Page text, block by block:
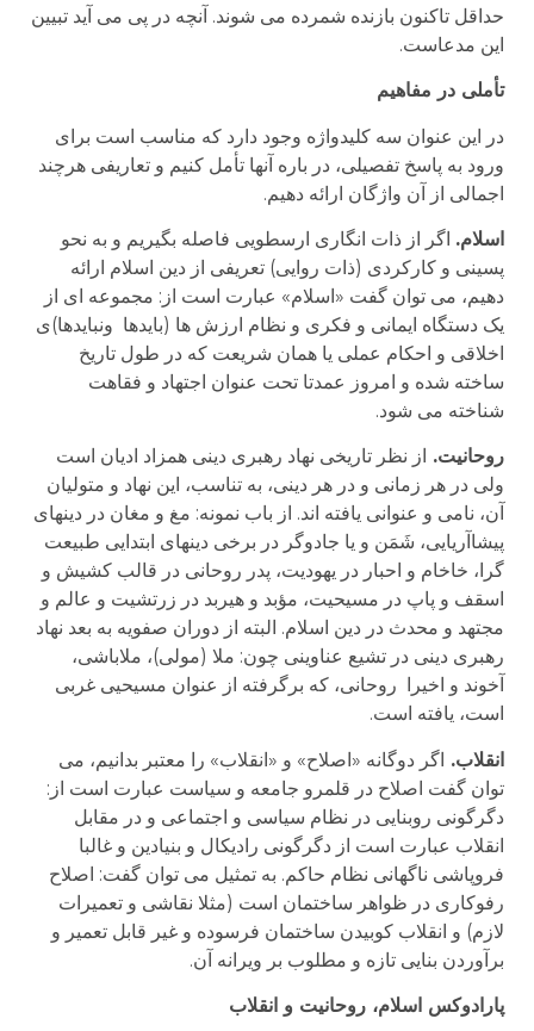
حداقل تاکنون بازنده شمرده می شوند. آنچه در پی می آید تبیین
این مدعاست.
تأملی در مفاهیم
در این عنوان سه کلیدواژه وجود دارد که مناسب است برای
ورود به پاسخ تفصیلی، در باره آنها تأمل کنیم و تعاریفی هرچند
اجمالی از آن واژگان ارائه دهیم.
اسلام. اگر از ذات انگاری ارسطویی فاصله بگیریم و به نحو
پسینی و کارکردی (ذات روایی) تعریفی از دین اسلام ارائه
دهیم، می توان گفت «اسلام» عبارت است از: مجموعه ای از
یک دستگاه ایمانی و فکری و نظام ارزش ها (بایدها ونبایدها)ی
اخلاقی و احکام عملی یا همان شریعت که در طول تاریخ
ساخته شده و امروز عمدتا تحت عنوان اجتهاد و فقاهت
شناخته می شود.
روحانیت. از نظر تاریخی نهاد رهبری دینی همزاد ادیان است
ولی در هر زمانی و در هر دینی، به تناسب، این نهاد و متولیان
آن، نامی و عنوانی یافته اند. از باب نمونه: مغ و مغان در دینهای
پیشاآریایی، شَمَن و یا جادوگر در برخی دینهای ابتدایی طبیعت
گرا، خاخام و احبار در یهودیت، پدر روحانی در قالب کشیش و
اسقف و پاپ در مسیحیت، مؤبد و هیربد در زرتشیت و عالم و
مجتهد و محدث در دین اسلام. البته از دوران صفویه به بعد نهاد
رهبری دینی در تشیع عناوینی چون: ملا (مولی)، ملاباشی،
آخوند و اخیرا روحانی، که برگرفته از عنوان مسیحیی غربی
است، یافته است.
انقلاب. اگر دوگانه «اصلاح» و «انقلاب» را معتبر بدانیم، می
توان گفت اصلاح در قلمرو جامعه و سیاست عبارت است از:
دگرگونی روبنایی در نظام سیاسی و اجتماعی و در مقابل
انقلاب عبارت است از دگرگونی رادیکال و بنیادین و غالبا
فروپاشی ناگهانی نظام حاکم. به تمثیل می توان گفت: اصلاح
رفوکاری در ظواهر ساختمان است (مثلا نقاشی و تعمیرات
لازم) و انقلاب کوبیدن ساختمان فرسوده و غیر قابل تعمیر و
برآوردن بنایی تازه و مطلوب بر ویرانه آن.
پارادوکس اسلام، روحانیت و انقلاب